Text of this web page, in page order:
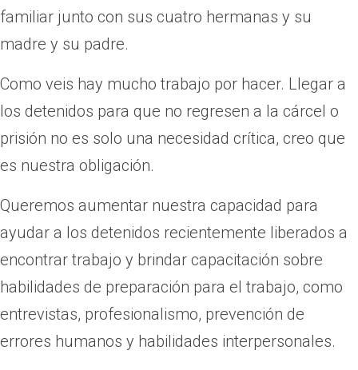
familiar junto con sus cuatro hermanas y su
madre y su padre.
Como veis hay mucho trabajo por hacer. Llegar a
los detenidos para que no regresen a la cárcel o
prisión no es solo una necesidad crítica, creo que
es nuestra obligación.
Queremos aumentar nuestra capacidad para
ayudar a los detenidos recientemente liberados a
encontrar trabajo y brindar capacitación sobre
habilidades de preparación para el trabajo, como
entrevistas, profesionalismo, prevención de
errores humanos y habilidades interpersonales.